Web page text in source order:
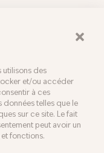
utilisons des
et/ou accéder
à ces
telles que le
sur ce site. Le fait
peut avoir un
fonctions.